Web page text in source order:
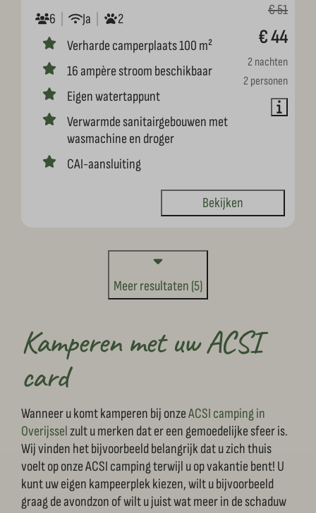
€ 51
€ 44
2 nachten
2 personen
6
Ja
2
Verharde camperplaats 100 m²
16 ampère stroom beschikbaar
Eigen watertappunt
Verwarmde sanitairgebouwen met
wasmachine en droger
CAI-aansluiting
Bekijken
Meer resultaten (5)
Kamperen met uw ACSI
card
Wanneer u komt kamperen bij onzeACSI camping in
Overijsselzult u merken dat er een gemoedelijke sfeer is.
Wij vinden het bijvoorbeeld belangrijk dat u zich thuis
voelt op onze ACSI camping terwijl u op vakantie bent! U
kunt uw eigen kampeerplek kiezen, wilt u bijvoorbeeld
graag de avondzon of wilt u juist wat meer in de schaduw